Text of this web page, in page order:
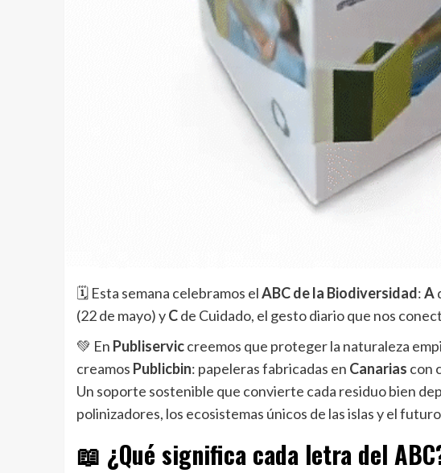
🗓️ Esta semana celebramos elABC de la Biodiversidad:A
(22 de mayo) yCde Cuidado, el gesto diario que nos
💚 En Publiserviccreemos que proteger la naturaleza
creamos Publicbin: papeleras fabricadas en Canarias con
Un soporte sostenible que convierte cada residuo bien
polinizadores, los ecosistemas únicos de las islas y el
📖 ¿Qué significa cada letra del ABC